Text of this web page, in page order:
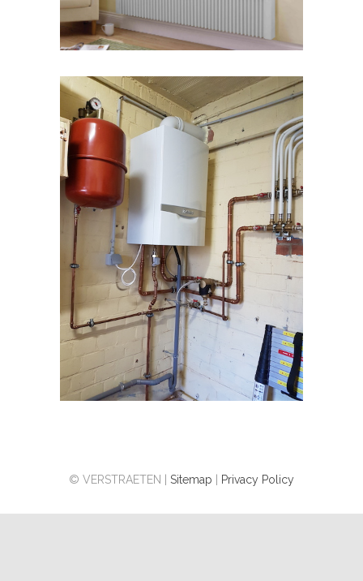
© VERSTRAETEN | Sitemap Privacy Policy